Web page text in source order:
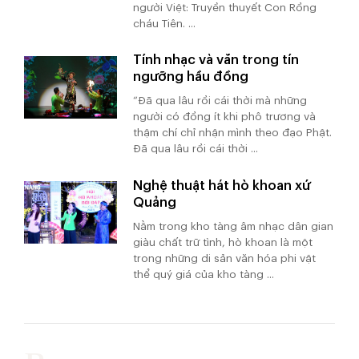
người Việt: Truyền thuyết Con Rồng
cháu Tiên. ...
Tính nhạc và văn trong tín
ngưỡng hầu đồng
“Đã qua lâu rồi cái thời mà những
người có đồng ít khi phô trương và
thậm chí chỉ nhận mình theo đạo Phật.
Đã qua lâu rồi cái thời ...
Nghệ thuật hát hò khoan xứ
Quảng
Nằm trong kho tàng âm nhạc dân gian
giàu chất trữ tình, hò khoan là một
trong những di sản văn hóa phi vật
thể quý giá của kho tàng ...